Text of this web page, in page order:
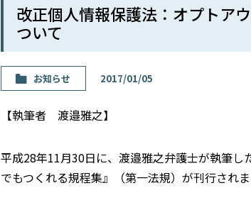
改正個人情報保護法：オプトア
ついて
お知らせ 2017/01/05
【執筆者 渡邉雅之】
平成28年11月30日に、渡邉雅之弁護士が執筆
でもつくれる規程集』（第一法規）が刊行されま